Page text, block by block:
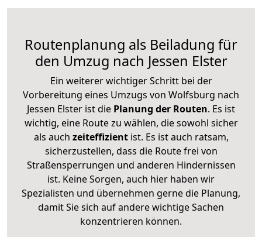
Routenplanung als Beiladung für
den Umzug nach Jessen Elster
Ein weiterer wichtiger Schritt bei der
Vorbereitung eines Umzugs von Wolfsburg nach
Jessen Elster ist die Planung der Routen. Es ist
wichtig, eine Route zu wählen, die sowohl sicher
als auch zeiteffizientist. Es ist auch ratsam,
sicherzustellen, dass die Route frei von
Straßensperrungen und anderen Hindernissen
ist. Keine Sorgen, auch hier haben wir
Spezialisten und übernehmen gerne die Planung,
damit Sie sich auf andere wichtige Sachen
konzentrieren können.